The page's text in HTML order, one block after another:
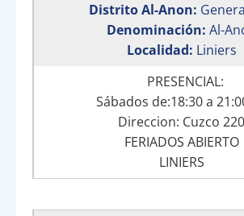
Distrito Al-Anon:
Denominación: Al-
Localidad: Liniers
PRESENCIAL:
Sábados de:18:30 a
Direccion: Cuzco 220
FERIADOS ABIERTO
LINIERS